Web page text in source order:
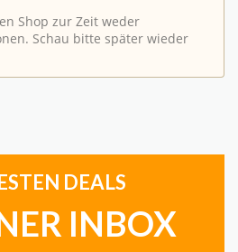
Shop zur Zeit weder
Schau bitte später wieder
DEALS
INBOX